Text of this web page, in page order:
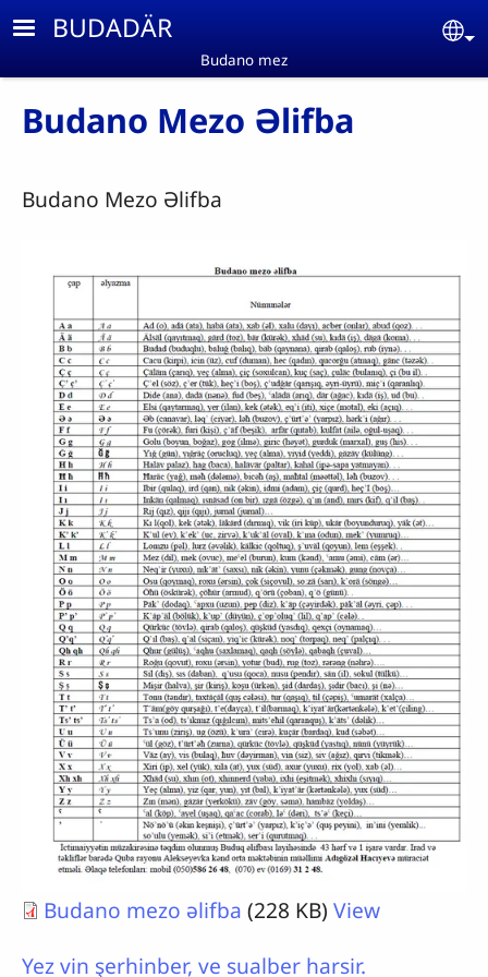
Skip to main content
BUDADÄR
Budano mez
Budano Mezo Əlifba
Budano Mezo Əlifba
Budano mezo əlifba (228 KB) View
Yez vin şerhinber, ve sualber harsir.